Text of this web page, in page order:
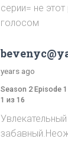
серии= не
голосом
years ago
Season 2 Episode
1 из 16